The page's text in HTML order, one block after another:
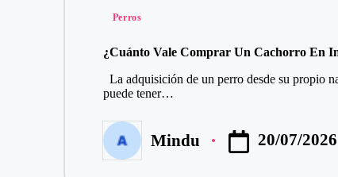
Publicado
Perros
¿Cuánto Vale Comprar Un Cachorro En
La adquisición de un perro desde su propio
puede tener…
Publicado
por
Mindu 20/07/2026